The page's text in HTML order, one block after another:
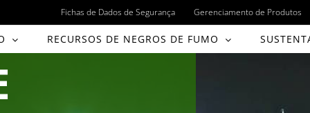
Fichas de Dados de Segurança Gerenciamento de Produtos
RECURSOS DE NEGROS DE FUMO